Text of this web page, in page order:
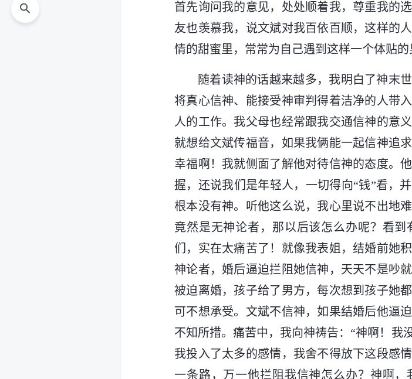
首先询问我的意见，处处顺着我，尊重我的
友也羡慕我，说文斌对我百依百顺，这样的
情的甜蜜里，常常为自己遇到这样一个体贴的
随着读神的话越来越多，我明白了神末
将真心信神、能接受神审判得着洁净的人带
人的工作。我父母也经常跟我交通信神的意
就想给文斌传福音，如果我俩能一起信神追
幸福啊！我就侧面了解他对待信神的态度。
握，还说我们是年轻人，一切得向“钱”看，
根本没有神。听他这么说，我心里说不出地
竟然是无神论者，那以后该怎么办呢？看
们，实在太痛苦了！就像我表姐，结婚前她
神论者，婚后逼迫拦阻她信神，天天不是吵
被迫离婚，孩子给了男方，每次想到孩子她
可不想承受。文斌不信神，如果结婚后他逼
不知所措。痛苦中，我向神祷告：“神啊！我
我投入了太多的感情，我舍不得放下这段感
一条路，万一他拦阻我信神怎么办？神啊